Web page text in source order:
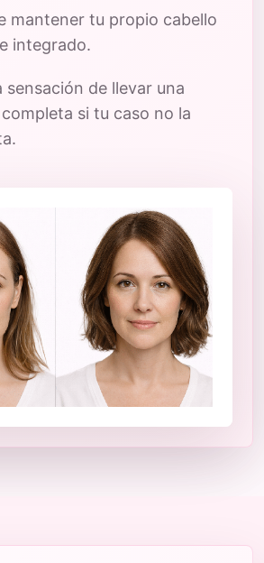
mantener tu propio cabello
integrado.
sensación de llevar una
si tu caso no la